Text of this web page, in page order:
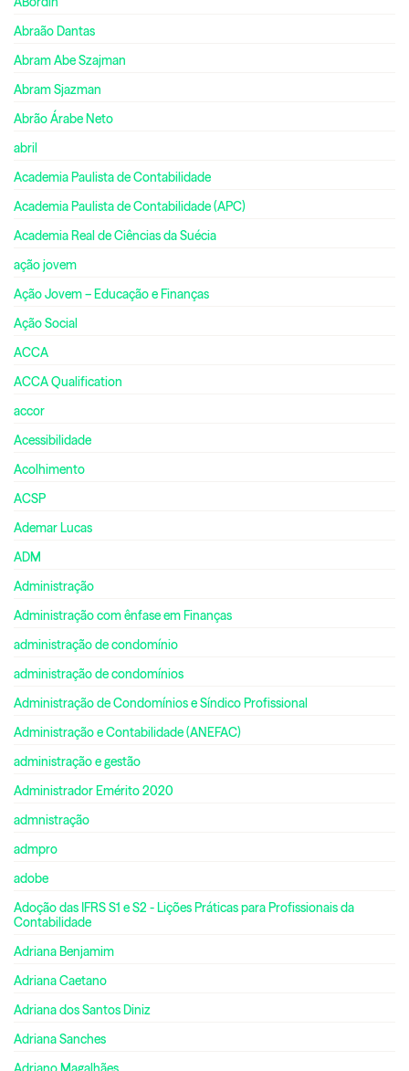
Abraão Dantas
Abram Abe Szajman
Abram Sjazman
Abrão Árabe Neto
abril
Academia Paulista de Contabilidade
Academia Paulista de Contabilidade (APC)
Academia Real de Ciências da Suécia
ação jovem
Ação Jovem – Educação e Finanças
Ação Social
ACCA
ACCA Qualification
accor
Acessibilidade
Acolhimento
ACSP
Ademar Lucas
ADM
Administração
Administração com ênfase em Finanças
administração de condomínio
administração de condomínios
Administração de Condomínios e Síndico Profissional
Administração e Contabilidade (ANEFAC)
administração e gestão
Administrador Emérito 2020
admnistração
admpro
adobe
Adoção das IFRS S1 e S2 - Lições Práticas para Profissionais da
Contabilidade
Adriana Benjamim
Adriana Caetano
Adriana dos Santos Diniz
Adriana Sanches